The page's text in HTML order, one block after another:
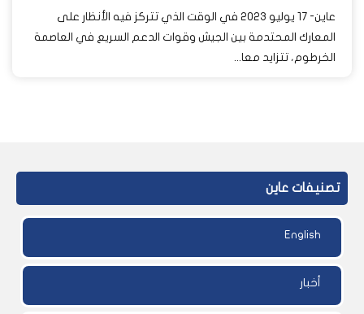
عاين- 17 يوليو 2023 في الوقت الذي تتركز فيه الأنظار على
المعارك المحتدمة بين الجيش وقوات الدعم السريع في العاصمة
الخرطوم، تتزايد معا...
تصنيفات عاين
English
أخبار